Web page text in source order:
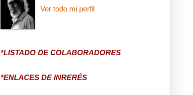
Ver todo mi perfil
*LISTADO DE COLABORADORES
*ENLACES DE INRERÉS